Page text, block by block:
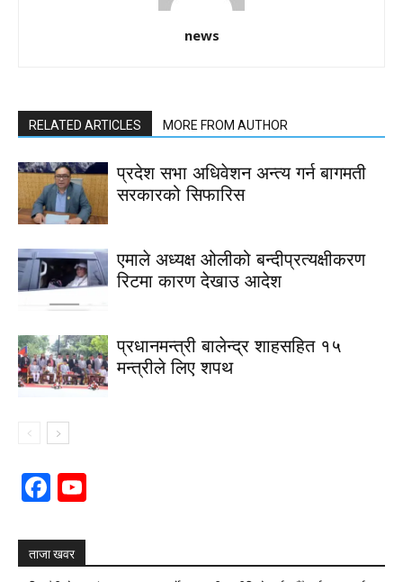
news
RELATED ARTICLES MORE FROM AUTHOR
प्रदेश सभा अधिवेशन अन्त्य गर्न बागमती
सरकारको सिफारिस
एमाले अध्यक्ष ओलीको बन्दीप्रत्यक्षीकरण
रिटमा कारण देखाउ आदेश
प्रधानमन्त्री बालेन्द्र शाहसहित १५
मन्त्रीले लिए शपथ
Facebook
ताजा खवर